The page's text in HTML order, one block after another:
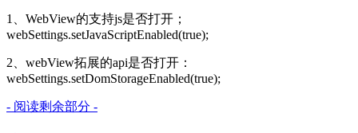
1、WebView的支持js是否打开；
webSettings.setJavaScriptEnabled(true);
2、webView拓展的api是否打开：
webSettings.setDomStorageEnabled(true);
- 阅读剩余部分 -